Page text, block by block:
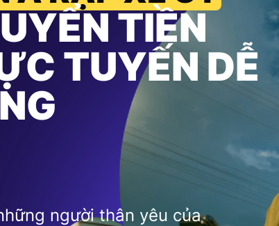
TIỀN
TUYẾN DỄ
người thân yêu của